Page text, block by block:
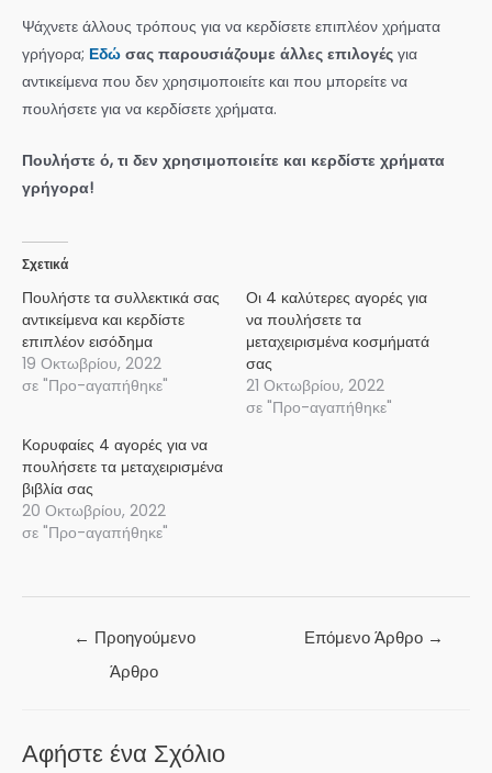
Ψάχνετε άλλους τρόπους για να κερδίσετε επιπλέον χρήματα
γρήγορα; Εδώ σας παρουσιάζουμε άλλες επιλογές για
αντικείμενα που δεν χρησιμοποιείτε και που μπορείτε να
πουλήσετε για να κερδίσετε χρήματα.
Πουλήστε ό, τι δεν χρησιμοποιείτε και κερδίστε χρήματα
γρήγορα!
Σχετικά
Πουλήστε τα συλλεκτικά σας
αντικείμενα και κερδίστε
επιπλέον εισόδημα
19 Οκτωβρίου, 2022
σε "Προ-αγαπήθηκε"
Οι 4 καλύτερες αγορές για
να πουλήσετε τα
μεταχειρισμένα κοσμήματά
σας
21 Οκτωβρίου, 2022
σε "Προ-αγαπήθηκε"
Κορυφαίες 4 αγορές για να
πουλήσετε τα μεταχειρισμένα
βιβλία σας
20 Οκτωβρίου, 2022
σε "Προ-αγαπήθηκε"
← Προηγούμενο
Άρθρο
Επόμενο Άρθρο →
Αφήστε ένα Σχόλιο